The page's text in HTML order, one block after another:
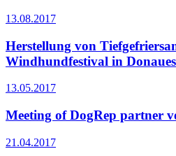
13.08.2017
Herstellung von
Windhundfestival in
13.05.2017
Meeting of DogRep partner
21.04.2017